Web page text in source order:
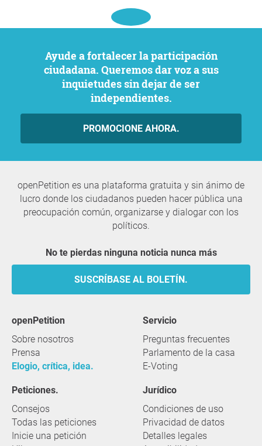
Ayude a fortalecer la participación
ciudadana. Queremos dar voz a sus
inquietudes sin dejar de ser
independientes.
PROMOCIONE AHORA.
openPetition es una plataforma gratuita y sin ánimo de
lucro donde los ciudadanos pueden hacer pública una
preocupación común, organizarse y dialogar con los
políticos.
No te pierdas ninguna noticia nunca más
SUSCRÍBASE AL BOLETÍN.
openPetition
Sobre nosotros
Prensa
Elogio, crítica, idea.
servicio
Preguntas frecuentes
Parlamento de la casa
E-Voting
Peticiones.
Consejos
Todas las peticiones
Inicie una petición
Jurídico
Condiciones de uso
Privacidad de datos
Detalles legales